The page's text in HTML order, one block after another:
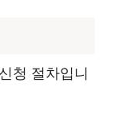
청 절차입니